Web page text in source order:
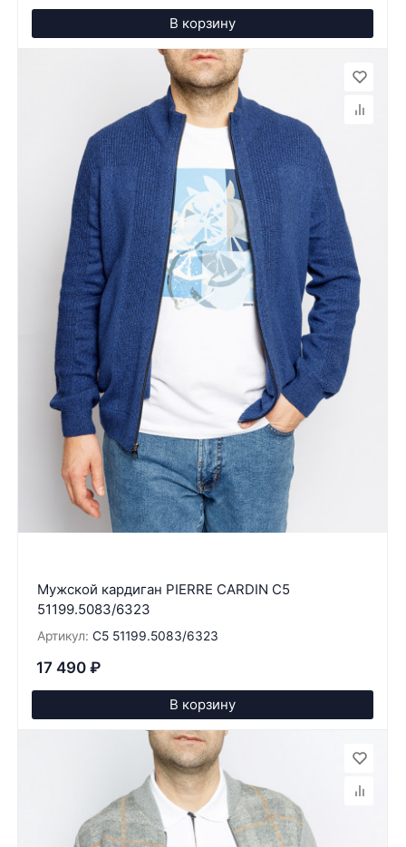
В корзину
Мужской кардиган PIERRE CARDIN C5
51199.5083/6323
Артикул: C5 51199.5083/6323
17 490 ₽
В корзину